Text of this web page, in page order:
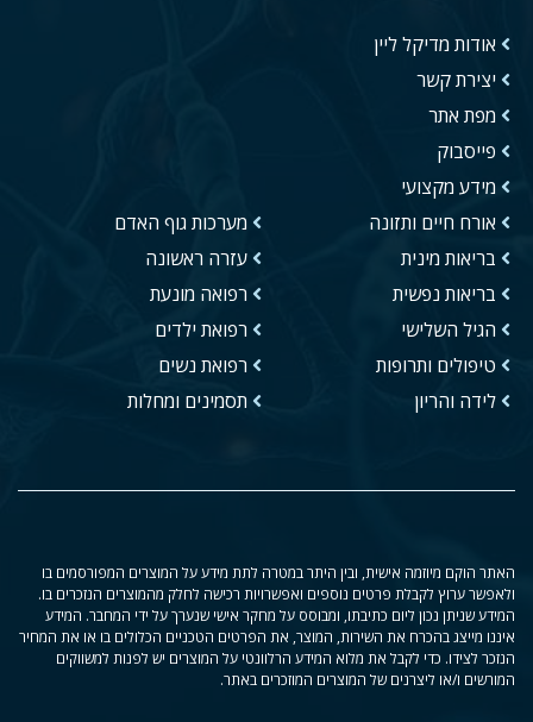
אודות מדיקל ליין
יצירת קשר
מפת אתר
פייסבוק
מידע מקצועי
אורח חיים ותזונה
בריאות מינית
בריאות נפשית
הגיל השלישי
טיפולים ותרופות
לידה והריון
מערכות גוף האדם
עזרה ראשונה
רפואה מונעת
רפואת ילדים
רפואת נשים
תסמינים ומחלות
האתר הוקם מיוזמה אישית, ובין היתר במטרה לתת מידע על המוצרים המפורסמים בו
ולאפשר ערוץ לקבלת פרטים נוספים ואפשרויות רכישה לחלק מהמוצרים הנזכרים בו.
המידע שניתן נכון ליום כתיבתו, ומבוסס על מחקר אישי שנערך על ידי המחבר. המידע
איננו מייצג בהכרח את השירות, המוצר, את הפרטים הטכניים הכלולים בו או את המחיר
הנזכר לצידו. כדי לקבל את מלוא המידע הרלוונטי על המוצרים יש לפנות למשווקים
המורשים ו/או ליצרנים של המוצרים המוזכרים באתר.